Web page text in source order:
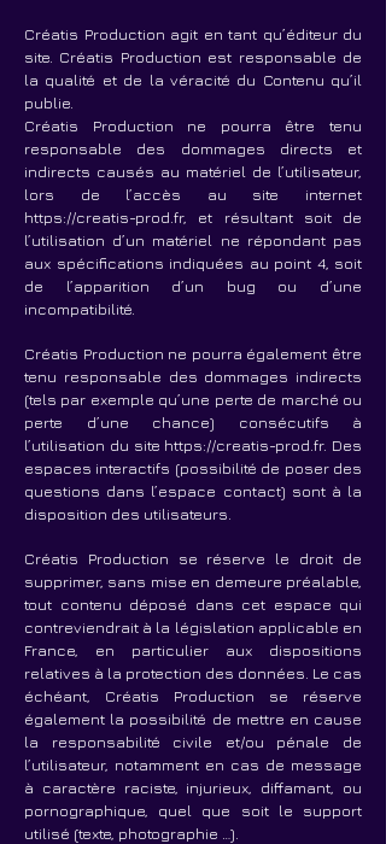
Créatis Production agit en tant qu’éditeur du
site. Créatis Production est responsable de
la qualité et de la véracité du Contenu qu’il
publie.
Créatis Production ne pourra être tenu
responsable des dommages directs et
indirects causés au matériel de l’utilisateur,
lors de l’accès au site internet
https://creatis-prod.fr, et résultant soit de
l’utilisation d’un matériel ne répondant pas
aux spécifications indiquées au point 4, soit
de l’apparition d’un bug ou d’une
incompatibilité.
Créatis Production ne pourra également être
tenu responsable des dommages indirects
(tels par exemple qu’une perte de marché ou
perte d’une chance) consécutifs à
l’utilisation du site https://creatis-prod.fr. Des
espaces interactifs (possibilité de poser des
questions dans l’espace contact) sont à la
disposition des utilisateurs.
Créatis Production se réserve le droit de
supprimer, sans mise en demeure préalable,
tout contenu déposé dans cet espace qui
contreviendrait à la législation applicable en
France, en particulier aux dispositions
relatives à la protection des données. Le cas
échéant, Créatis Production se réserve
également la possibilité de mettre en cause
la responsabilité civile et/ou pénale de
l’utilisateur, notamment en cas de message
à caractère raciste, injurieux, diffamant, ou
pornographique, quel que soit le support
utilisé (texte, photographie …).